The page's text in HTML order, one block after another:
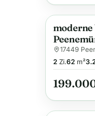
Anzeige
17449
2Zi.62m²